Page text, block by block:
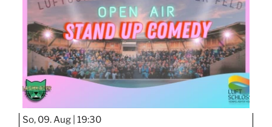
So, 09. Aug | 19:30